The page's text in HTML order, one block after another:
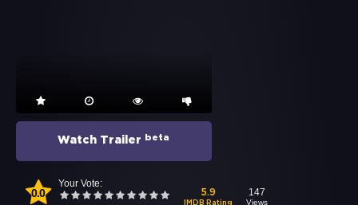
Watch Trailer beta
0.0
Your Vote:
5.9
IMDB Rating
147
Views